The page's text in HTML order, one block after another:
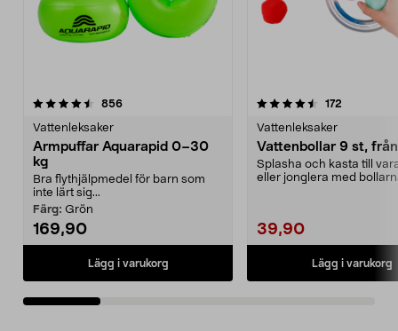
856recensioner
Vattenleksaker
Armpuffar Aquarapid 0–30
kg
Bra flythjälpmedel för barn som
inte lärt sig...
Färg: Grön
169,90
Lägg i varukorg
4.5 av 5 stjärnor 172
Vattenleksaker
Vattenbollar 9 st,
Splasha och kasta till
eller jonglera med
39,90
Lägg i varukorg
3.5 av 5 stjärnor